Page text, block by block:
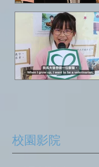
校園影院